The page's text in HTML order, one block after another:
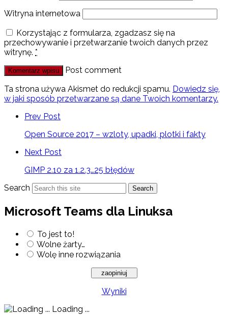
Witryna internetowa
Korzystając z formularza, zgadzasz się na
przechowywanie i przetwarzanie twoich danych przez
witrynę. *
Post comment
Ta strona używa Akismet do redukcji spamu. Dowiedz się,
w jaki sposób przetwarzane są dane Twoich komentarzy.
Prev Post
Open Source 2017 – wzloty, upadki, plotki i fakty
Next Post
GIMP 2.10 za 1.2.3…25 błędów
Search
Search
Microsoft Teams dla Linuksa
To jest to!
Wolne żarty…
Wolę inne rozwiązania
Wyniki
Loading ...